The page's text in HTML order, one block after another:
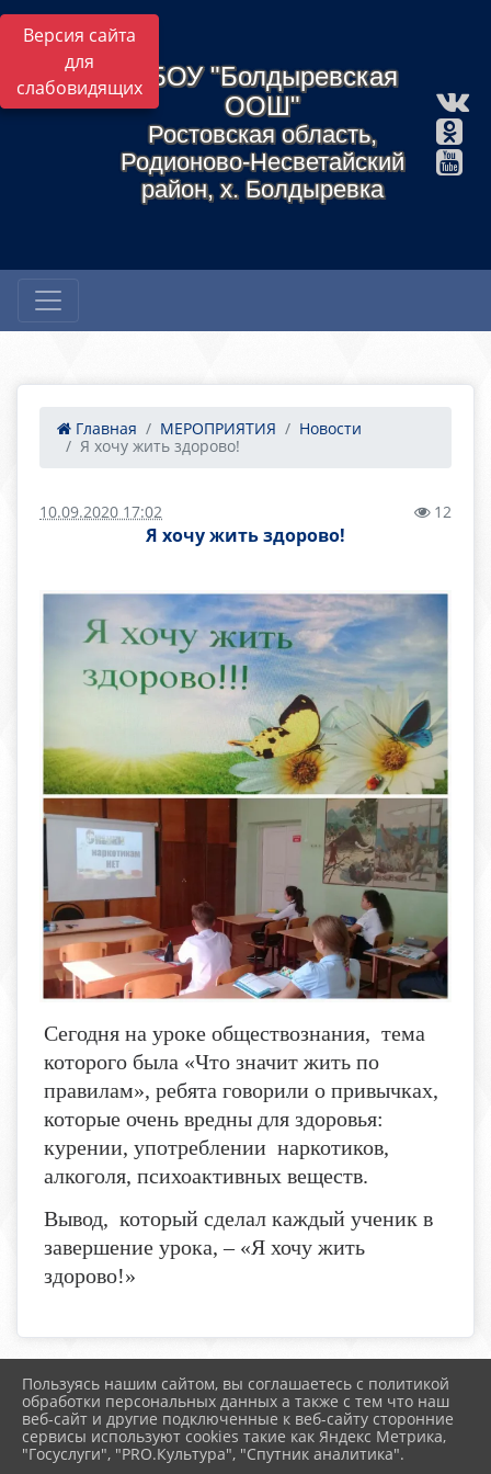
Версия сайта
для
слабовидящихМБОУ "Болдыревская
ООШ"
Ростовская область,
Родионово-Несветайский
район, х. Болдыревка
Главная МЕРОПРИЯТИЯ
Новости
Я хочу жить здорово!
10.09.2020 17:02 12
Я хочу жить здорово!
Сегодня на уроке обществознания, тема
которого была «Что значит жить по
правилам», ребята говорили о привычках,
которые очень вредны для здоровья:
курении, употреблении наркотиков,
алкоголя, психоактивных веществ.
Вывод, который сделал каждый ученик в
завершение урока, – «Я хочу жить
здорово!»
2026 г. boldschool-rostov.ru
Вход
Карта сайта
Политика обработки персональных данных
Пользуясь нашим сайтом, вы соглашаетесь с политикой
обработки персональных данных а также с тем что наш
веб-сайт и другие подключенные к веб-сайту сторонние
сервисы используют cookies такие как Яндекс Метрика,
"Госуслуги", "PRO.Культура", "Спутник аналитика".